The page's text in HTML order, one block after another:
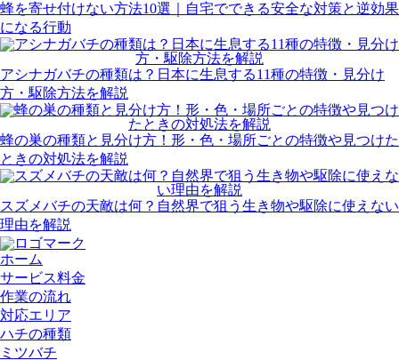
蜂を寄せ付けない方法10選｜自宅でできる安全な対策と逆効果
になる行動
アシナガバチの種類は？日本に生息する11種の特徴・見分け
方・駆除方法を解説
蜂の巣の種類と見分け方！形・色・場所ごとの特徴や見つけた
ときの対処法を解説
スズメバチの天敵は何？自然界で狙う生き物や駆除に使えない
理由を解説
ホーム
サービス料金
作業の流れ
対応エリア
ハチの種類
ミツバチ